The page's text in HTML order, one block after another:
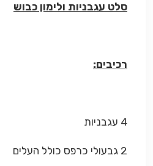
סלט עגבניות ולימון כבוש
רכיבים:
4 עגבניות
2 גבעולי כרפס כולל העלים